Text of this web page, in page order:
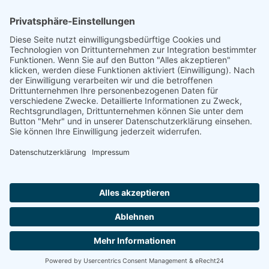
Footer
Cookie-Einstellungen Datenschutz
Impressum
intern
by